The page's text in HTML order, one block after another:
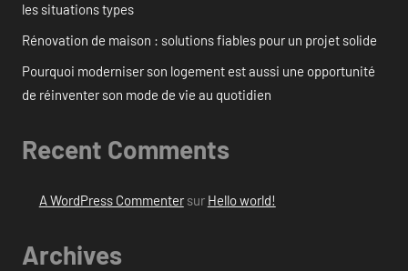
les situations types
Rénovation de maison : solutions fiables pour un projet solide
Pourquoi moderniser son logement est aussi une opportunité
de réinventer son mode de vie au quotidien
Recent Comments
A WordPress Commentersur Hello world!
Archives